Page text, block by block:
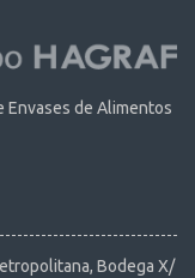
Envases de Alimentos
Bodega X/